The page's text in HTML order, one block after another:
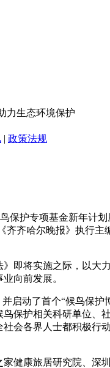
力生态环境保护
| 政策法规
保护专项基金新年
齐哈尔晚报》执行
即将实施之际，以大
向前发展。
启动了首个“候鸟保
保护相关科研单位
会各界人士都积极
健康旅居研究院、